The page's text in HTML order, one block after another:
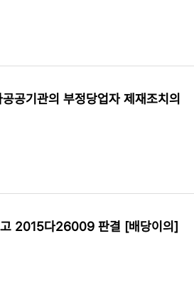
공기관의 부정당업자 제재조치의
2015다26009 판결 [배당이의]